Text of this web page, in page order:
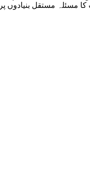
کا مسئلہ مستقل